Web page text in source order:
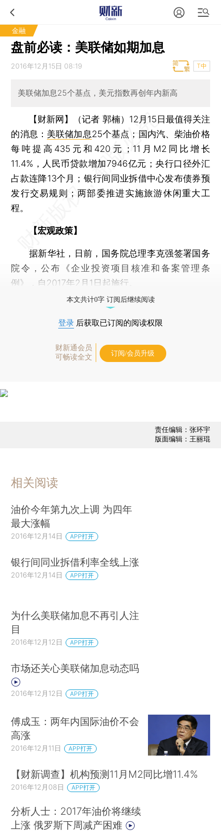
金融
盘前必读：美联储如期加息
2016年12月15日 08:19 T中
美联储加息25个基点，美元指数再创年内新高
【财新网】（记者 郭楠） 12月15日最值得关注
的消息： 美联储加息25个基点；国内汽、柴油价格
每吨提高435元和420元；11月M2同比增长
11.4%，人民币贷款增加7946亿元；央行口径外汇
占款连降13个月；银行间同业拆借中心发布债券预
发行交易规则；两部委推进实施旅游休闲重大工
程。
【宏观政策】
据新华社，日前，国务院总理李克强签署国务
院令，公布《企业投资项目核准和备案管理条
例》，自2017年2月1日起施行。
本文共计0字 订阅后继续阅读
登录 后获取已订阅的阅读权限
财新通会员
可畅读全文
订阅/会员升级
责任编辑：张环宇
版面编辑：王丽琨
相关阅读
油价今年第九次上调 为四年
最大涨幅
2016年12月14日 APP打开
银行间同业拆借利率全线上涨
2016年12月14日 APP打开
为什么美联储加息不再引人注
目
2016年12月12日 APP打开
市场还关心美联储加息动态吗
2016年12月12日 APP打开
傅成玉：两年内国际油价不会
高涨
2016年12月11日 APP打开
【财新调查】机构预测11月M2同比增11.4%
2016年12月08日 APP打开
分析人士：2017年油价将继续
上涨 俄罗斯下周减产困难